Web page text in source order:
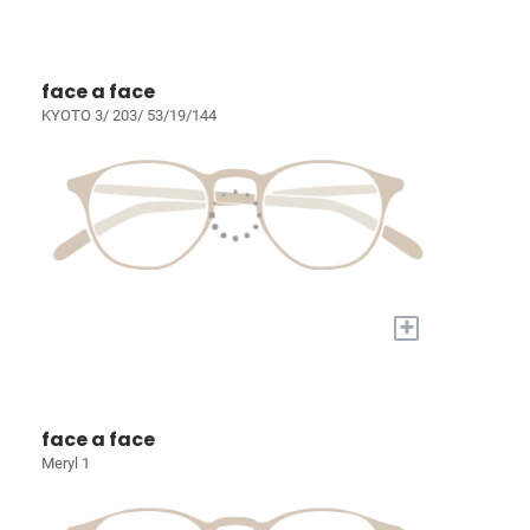
face a face
KYOTO 3/ 203/ 53/19/144
+
face a face
Meryl 1